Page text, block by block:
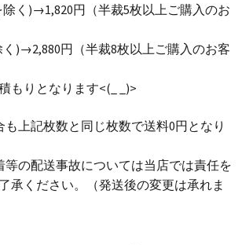
く)→1,820円（半裁5枚以上ご購入のお
)→2,880円（半裁8枚以上ご購入のお客
もりとなります<(_ _)>
上記枚数と同じ枚数で送料0円となり
等の配送事故については当店では責任を
承ください。（発送後の変更は承れま